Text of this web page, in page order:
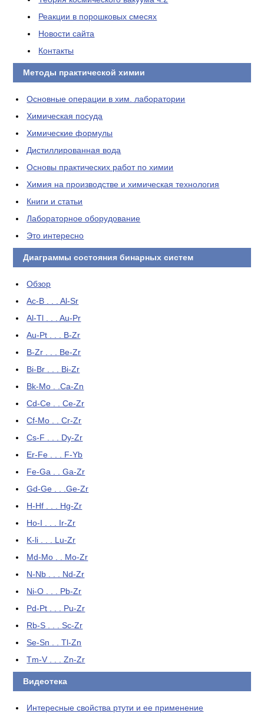
Реакции в порошковых смесях
Новости сайта
Контакты
Методы практической химии
Основные операции в хим. лаборатории
Химическая посуда
Химические формулы
Дистиллированная вода
Основы практических работ по химии
Химия на производстве и химическая технология
Книги и статьи
Лабораторное оборудование
Это интересно
Диаграммы состояния бинарных систем
Обзор
Ac-B . . . Al-Sr
Al-Tl . . . Au-Pr
Au-Pt . . . B-Zr
B-Zr . . . Be-Zr
Bi-Br . . . Bi-Zr
Bk-Mo . .Ca-Zn
Cd-Ce . . Ce-Zr
Cf-Mo . . Cr-Zr
Cs-F . . . Dy-Zr
Er-Fe . . . F-Yb
Fe-Ga . . Ga-Zr
Gd-Ge . . .Ge-Zr
H-Hf . . . Hg-Zr
Ho-I . . . Ir-Zr
K-li . . . Lu-Zr
Md-Mo . . Mo-Zr
N-Nb . . . Nd-Zr
Ni-O . . . Pb-Zr
Pd-Pt . . . Pu-Zr
Rb-S . . . Sc-Zr
Se-Sn . . Tl-Zn
Tm-V . . . Zn-Zr
Видеотека
Интересные свойства ртути и ее применение